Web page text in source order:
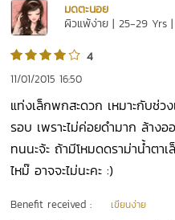
มดตะนอย
ผิวแพ้ง่าย | 25-29 Yrs
4
11/01/2015 16:50
แท่งเล็กพกสะดวก เหมาะกับช่ว
รอบ เพราะไม่ค่อยดำมาก ล้าง
ทนนะจ้ะ ถ้ามีโหมดดราม่าน้ำตา
ไหม๊ อาจจะไม่นะคะ :)
Benefit received : เขียนง่าย